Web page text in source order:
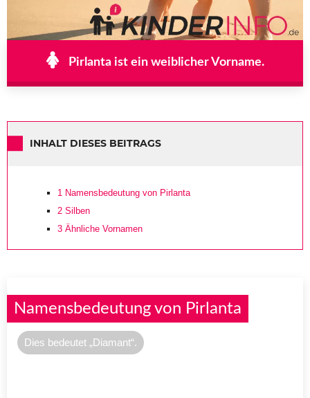
Pirlanta ist ein weiblicher Vorname.
INHALT DIESES BEITRAGS
1 Namensbedeutung von Pirlanta
2 Silben
3 Ähnliche Vornamen
Namensbedeutung von Pirlanta
Dies bedeutet „Diamant“.